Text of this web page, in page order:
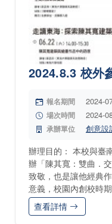
2024.8.3 校外
報名期間 2024-
場次時間 2024-
承辦單位 創意設
辦理目的： 本校與臺
辦「陳其寬：雙曲．
致敬，也是讓他經典
意義，校園內創校時
查看詳情